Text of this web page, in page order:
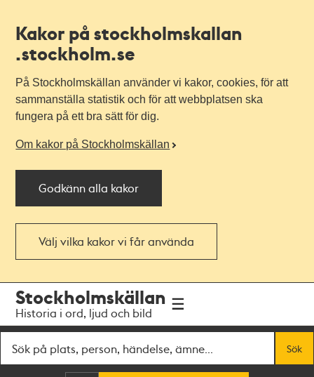
Kakor på stockholmskallan
.stockholm.se
På Stockholmskällan använder vi kakor, cookies, för att
sammanställa statistik och för att webbplatsen ska
fungera på ett bra sätt för dig.
Om kakor på Stockholmskällan
Godkänn alla kakor
Välj vilka kakor vi får använda
navigationen
huvudinnehållet
Stockholmskällan
Historia i ord, ljud och bild
Sök